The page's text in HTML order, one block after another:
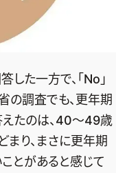
信しています。
トへの応募など
した一方で、「No」
の調査でも、更年期
えたのは、40～49歳
り、まさに更年期
とがあると感じて